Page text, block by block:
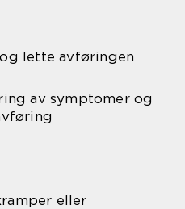
lette avføringen
av symptomer og
eller